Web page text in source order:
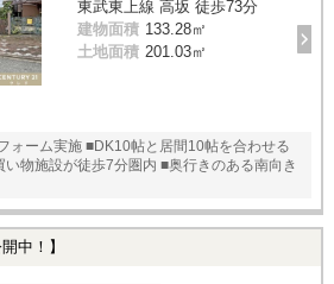
東武東上線 高坂 徒歩73分
建物面積 133.28㎡
土地面積 201.03㎡
ォーム実施 ■DK10帖と居間10帖を合わせる
物施設が徒歩7分圏内 ■奥行きのある南向き
中！】